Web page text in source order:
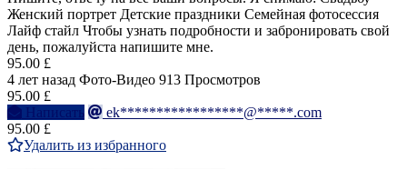
Женский портрет Детские праздники Семейная фотосессия
Лайф стайл Чтобы узнать подробности и забронировать свой
день, пожалуйста напишите мне.
95.00 £
4 лет назад Фото-Видео 913 Просмотров
95.00 £
Написать
ek*****************@*****.com
95.00 £
Удалить из избранного